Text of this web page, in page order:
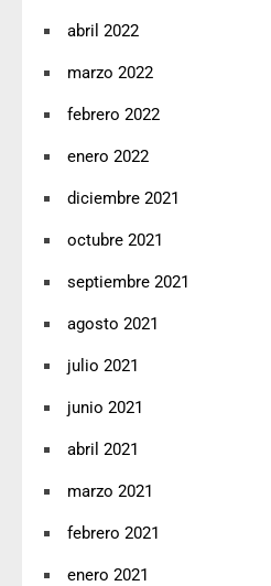
abril 2022
marzo 2022
febrero 2022
enero 2022
diciembre 2021
octubre 2021
septiembre 2021
agosto 2021
julio 2021
junio 2021
abril 2021
marzo 2021
febrero 2021
enero 2021